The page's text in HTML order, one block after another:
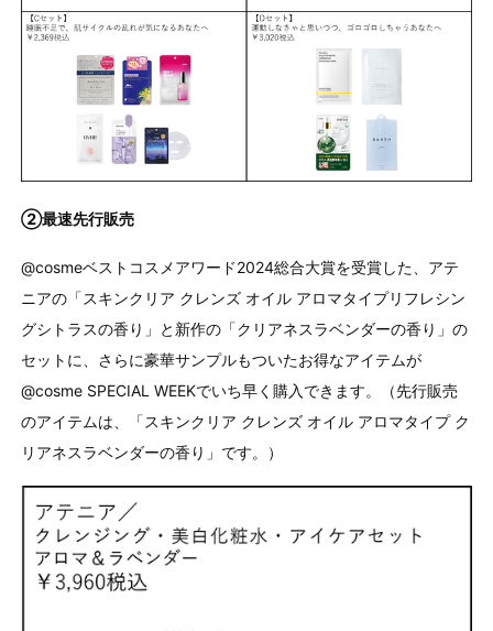
②最速先行販売
@cosmeベストコスメアワード2024総合大賞を受賞した、アテ
ニアの「スキンクリア クレンズ オイル アロマタイプリフレシン
グシトラスの香り」と新作の「クリアネスラベンダーの香り」の
セットに、さらに豪華サンプルもついたお得なアイテムが
@cosme SPECIAL WEEKでいち早く購入できます。（先行販売
のアイテムは、「スキンクリア クレンズ オイル アロマタイプ ク
リアネスラベンダーの香り」です。）